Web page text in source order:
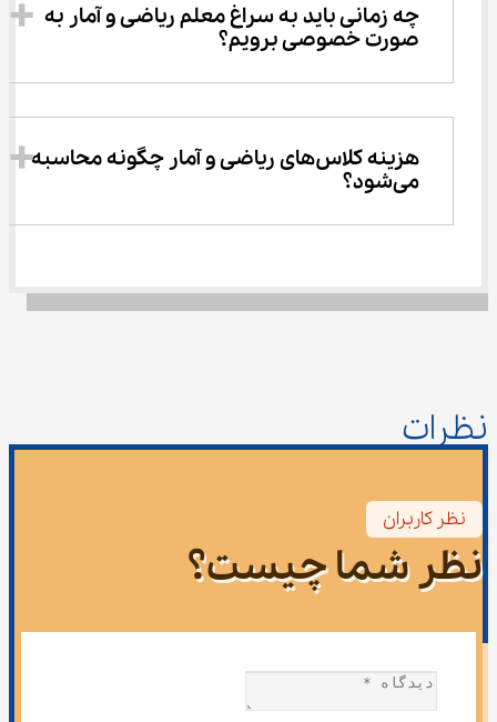
چه زمانی باید به سراغ معلم ریاضی و آمار به
صورت خصوصی برویم؟
هزینه کلاس‌های ریاضی و آمار چگونه محاسبه
می‌شود؟
نظرات
نظر کاربران
نظر شما چیست؟